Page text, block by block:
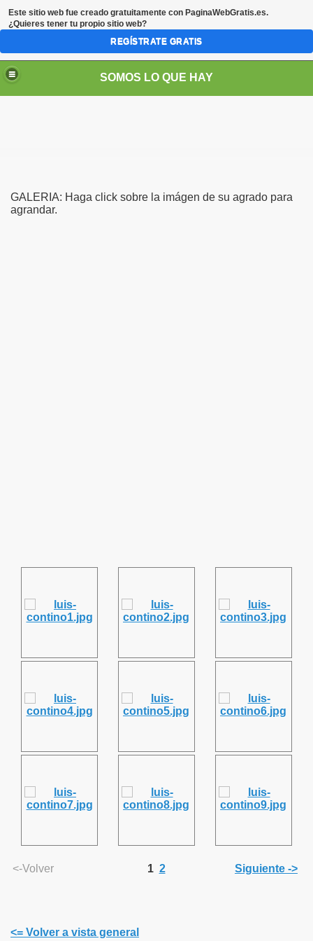
SOMOS LO QUE HAY
GALERIA: Haga click sobre la imágen de su agrado para
agrandar.
<-Volver 1 2 Siguiente ->
<= Volver a vista general
Este sitio web fue creado gratuitamente con PaginaWebGratis.es.
¿Quieres tener tu propio sitio web?
REGÍSTRATE GRATIS